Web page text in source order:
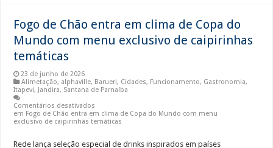
Fogo de Chão entra em clima de Copa do
Mundo com menu exclusivo de caipirinhas
temáticas
23 de junho de 2026
Alimetação, alphaville, Barueri, Cidades, Funcionamento, Gastronomia,
Itapevi, Jandira, Santana de Parnaíba
Comentários desativados
em Fogo de Chão entra em clima de Copa do Mundo com menu
exclusivo de caipirinhas temáticas
Rede lança seleção especial de drinks inspirados em países